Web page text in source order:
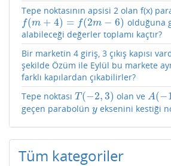
Tepe noktasının apsisi 2 olan f(x)
f(m + 4) = f(2m − 6)
f(m+4)= f(2m− )
olduğuna
alabileceği değerler toplamı kaçtır?
Bir marketin 4 giriş, 3 çıkış kapısı
şekilde Özüm ile Eylül bu markete
farklı kapılardan çıkabilirler?
Tepe noktası T (−2,3)
T(−2,3) olan veA(−
A(−1,
geçen parabolün y
yeksenini kestiği
Tüm kategoriler